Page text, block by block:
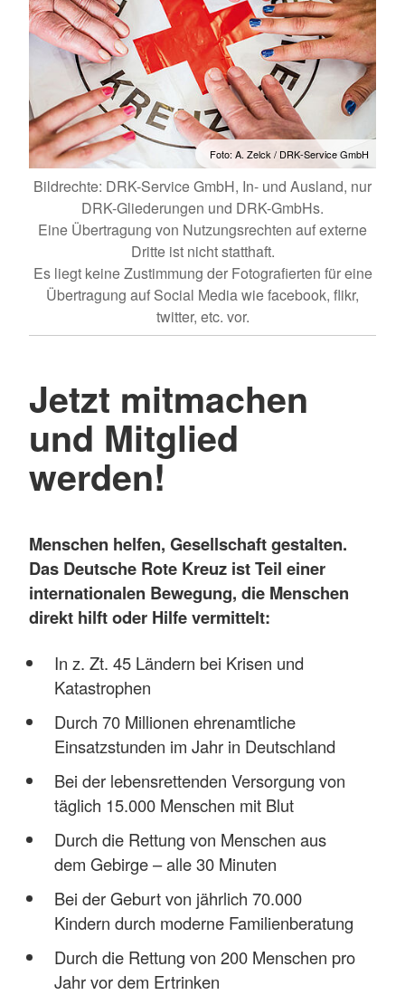
Foto: A. Zelck / DRK-Service GmbH
Bildrechte: DRK-Service GmbH, In- und Ausland, nur
DRK-Gliederungen und DRK-GmbHs.
Eine Übertragung von Nutzungsrechten auf externe
Dritte ist nicht statthaft.
Es liegt keine Zustimmung der Fotografierten für eine
Übertragung auf Social Media wie facebook, flikr,
twitter, etc. vor.
Jetzt mitmachen
und Mitglied
werden!
Menschen helfen, Gesellschaft gestalten.
Das Deutsche Rote Kreuz ist Teil einer
internationalen Bewegung, die Menschen
direkt hilft oder Hilfe vermittelt:
In z. Zt. 45 Ländern bei Krisen und
Katastrophen
Durch 70 Millionen ehrenamtliche
Einsatzstunden im Jahr in Deutschland
Bei der lebensrettenden Versorgung von
täglich 15.000 Menschen mit Blut
Durch die Rettung von Menschen aus
dem Gebirge – alle 30 Minuten
Bei der Geburt von jährlich 70.000
Kindern durch moderne Familienberatung
Durch die Rettung von 200 Menschen pro
Jahr vor dem Ertrinken